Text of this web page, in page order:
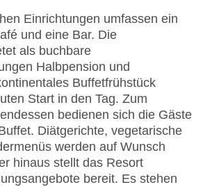
Zimmer: 31
Outdoor Pool, Sonnenschirme
am Pool
Express, Diners Club,
Visa
3 Sterne
Einrichtungen umfassen ein
und eine Bar. Die
als buchbare
Halbpension und
Buffetfrühstück
Start in den Tag. Zum
bedienen sich die Gäste
Diätgerichte, vegetarische
werden auf Wunsch
hinaus stellt das Resort
bereit. Es stehen